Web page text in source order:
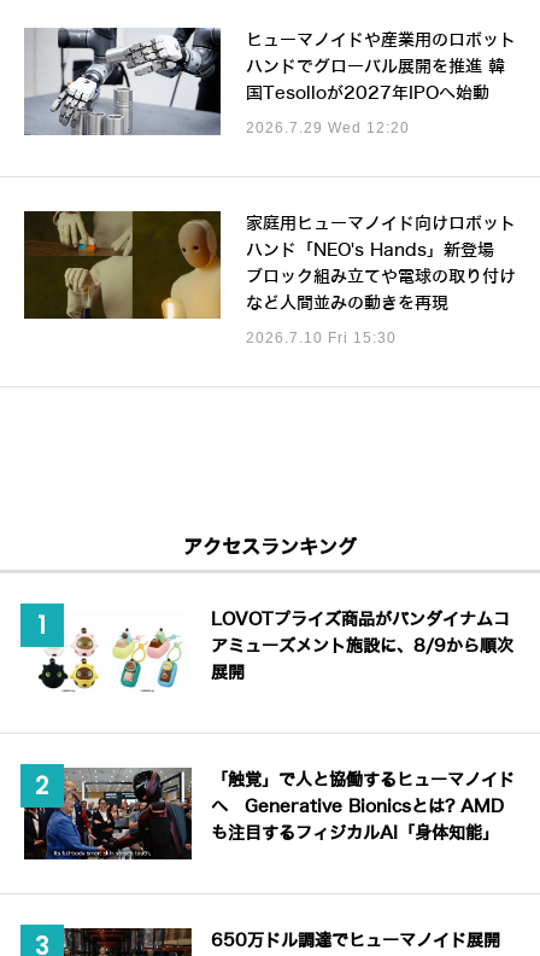
ヒューマノイドや産業用のロボット
ハンドでグローバル展開を推進 韓
国Tesolloが2027年IPOへ始動
2026.7.29 Wed 12:20
家庭用ヒューマノイド向けロボット
ハンド「NEO's Hands」新登場
ブロック組み立てや電球の取り付け
など人間並みの動きを再現
2026.7.10 Fri 15:30
アクセスランキング
LOVOTプライズ商品がバンダイナムコ
アミューズメント施設に、8/9から順次
展開
「触覚」で人と協働するヒューマノイド
へ Generative Bionicsとは? AMD
も注目するフィジカルAI「身体知能」
650万ドル調達でヒューマノイド展開